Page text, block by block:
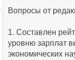
Вопросы от
1. Составлен
уровню зарплат
экономических